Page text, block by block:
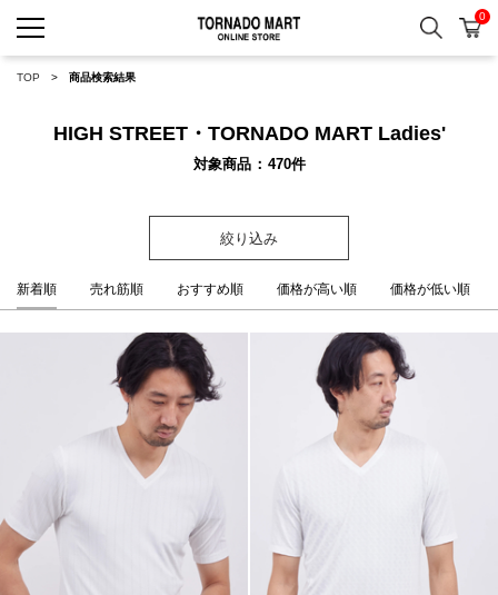
検索 カ
0
TOP 商品検索結果
HIGH STREET・TORNADO MART Ladies'
対象商品 470件
絞り込み
新着順 売れ筋順 おすすめ順 価格が高い順 価格が低い順